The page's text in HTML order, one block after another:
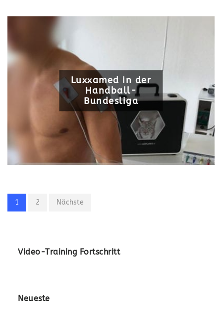
Luxxamed in der
Handball-
Bundesliga
1 2 Nächste
Video-Training Fortschritt
Neueste